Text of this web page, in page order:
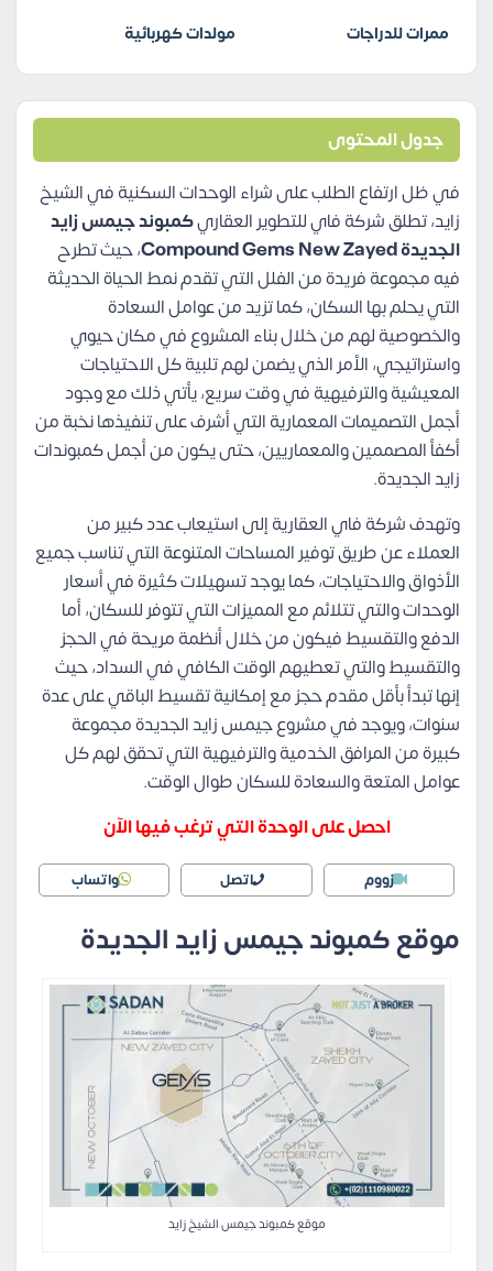
ممرات للدراجات
مولدات كهربائية
جدول المحتوى
في ظل ارتفاع الطلب على شراء الوحدات السكنية في الشيخ
زايد، تطلق شركة فاي للتطوير العقاريكمبوند جيمس زايد
الجديدة Compound Gems New Zayed
، حيث تطرح
فيه مجموعة فريدة من الفلل التي تقدم نمط الحياة الحديثة
التي يحلم بها السكان، كما تزيد من عوامل السعادة
والخصوصية لهم من خلال بناء المشروع في مكان حيوي
واستراتيجي، الأمر الذي يضمن لهم تلبية كل الاحتياجات
المعيشية والترفيهية في وقت سريع، يأتي ذلك مع وجود
أجمل التصميمات المعمارية التي أشرف على تنفيذها نخبة من
أكفأ المصممين والمعماريين، حتى يكون من أجمل كمبوندات
زايد الجديدة.
وتهدف شركة فاي العقارية إلى استيعاب عدد كبير من
العملاء عن طريق توفير المساحات المتنوعة التي تناسب جميع
الأذواق والاحتياجات، كما يوجد تسهيلات كثيرة في أسعار
الوحدات والتي تتلائم مع المميزات التي تتوفر للسكان، أما
الدفع والتقسيط فيكون من خلال أنظمة مريحة في الحجز
والتقسيط والتي تعطيهم الوقت الكافي في السداد، حيث
إنها تبدأ بأقل مقدم حجز مع إمكانية تقسيط الباقي على عدة
سنوات، ويوجد في مشروع جيمس زايد الجديدة مجموعة
كبيرة من المرافق الخدمية والترفيهية التي تحقق لهم كل
عوامل المتعة والسعادة للسكان طوال الوقت.
احصل على الوحدة التي ترغب فيها الآن
زووم اتصل واتساب
موقع كمبوند جيمس زايد الجديدة
موقع كمبوند جيمس الشيخ زايد